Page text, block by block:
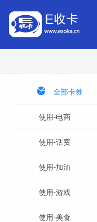
 全部卡券
使用-电商
使用-话费
使用-加油
使用-游戏
使用-美食